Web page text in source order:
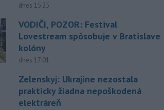
dnes 15:25
VODIČI, POZOR: Festival
Lovestream spôsobuje v Bratislave
kolóny
dnes 17:01
Zelenskyj: Ukrajine nezostala
prakticky žiadna nepoškodená
elektráreň